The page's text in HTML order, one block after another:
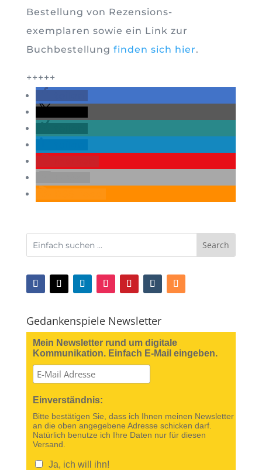
Bestellung von Rezensions-
exemplaren sowie ein Link zur
Buchbestellung finden sich hier.
+++++
Gedankenspiele Newsletter
Mein Newsletter rund um digitale
Kommunikation. Einfach E-Mail eingeben.
Einverständnis:
Bitte bestätigen Sie, dass ich Ihnen meinen Newsletter
an die oben angegebene Adresse schicken darf.
Natürlich benutze ich Ihre Daten nur für diesen
Versand.
Ja, ich will ihn!